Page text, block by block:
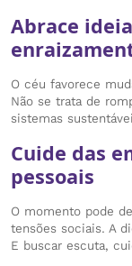
Abrace
O céu favorece
Não se trata de
sistemas
Cuide das
pessoais
O momento pode
tensões sociais. A
E buscar escuta,